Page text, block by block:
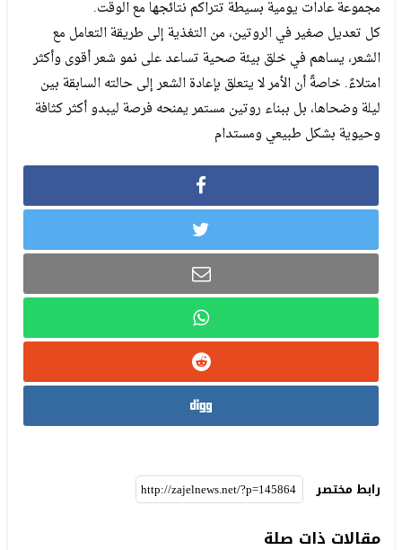
مجموعة عادات يومية بسيطة تتراكم نتائجها مع الوقت.
كل تعديل صغير في الروتين، من التغذية إلى طريقة التعامل مع
الشعر، يساهم في خلق بيئة صحية تساعد على نمو شعر أقوى وأكثر
امتلاءً. خاصةً أن الأمر لا يتعلق بإعادة الشعر إلى حالته السابقة بين
ليلة وضحاها، بل ببناء روتين مستمر يمنحه فرصة ليبدو أكثر كثافة
وحيوية بشكل طبيعي ومستدام
رابط مختصر
مقالات ذات صلة